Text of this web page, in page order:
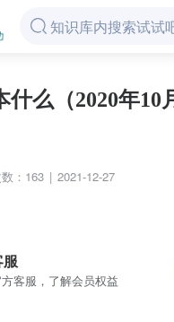
什么（2020年10
：163 | 2021-12-27
服
客服，了解会员权益